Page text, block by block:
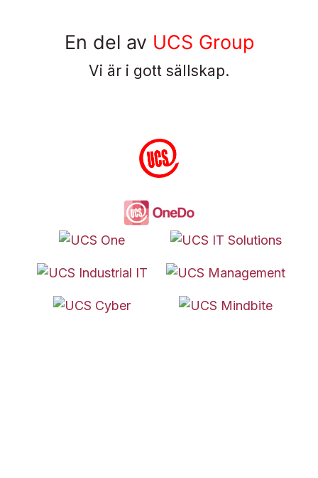
En del av UCS Group
Vi är i gott sällskap.